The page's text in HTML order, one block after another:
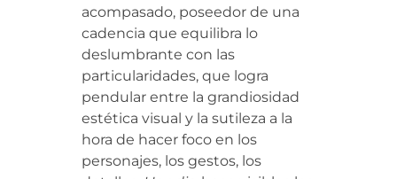
acompasado, poseedor de una
cadencia que equilibra lo
deslumbrante con las
particularidades, que logra
pendular entre la grandiosidad
estética visual y la sutileza a la
hora de hacer foco en los
personajes, los gestos, los